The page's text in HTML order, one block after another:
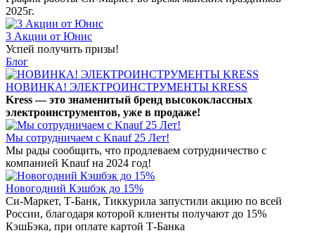
2025г.
3 Акции от Юнис
Успей получить призы!
Блог
НОВИНКА! ЭЛЕКТРОИНСТРУМЕНТЫ KRESS
Kress — это знаменитый бренд высококлассных
электроинструментов, уже в продаже!
Мы сотрудничаем с Knauf 25 Лет!
Мы рады сообщить, что продлеваем сотрудничество с
компанией Knauf на 2024 год!
Новогодний Кэшбэк до 15%
Си-Маркет, Т-Банк, Тиккурила запустили акцию по всей
России, благодаря которой клиенты получают до 15%
КэшБэка, при оплате картой Т-Банка